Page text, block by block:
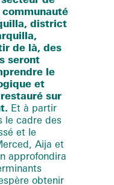
district
de là, des
seront
le
et
sur
Et à partir
le cadre des
et le
Aija et
approfondira
obtenir